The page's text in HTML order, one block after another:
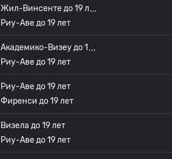
Жил-Винсенте до 19 л
Риу-Аве до 19 лет
Академико-Визеу до 1
Риу-Аве до 19 лет
Риу-Аве до 19 лет
Фиренси до 19 лет
Визела до 19 лет
Риу-Аве до 19 лет